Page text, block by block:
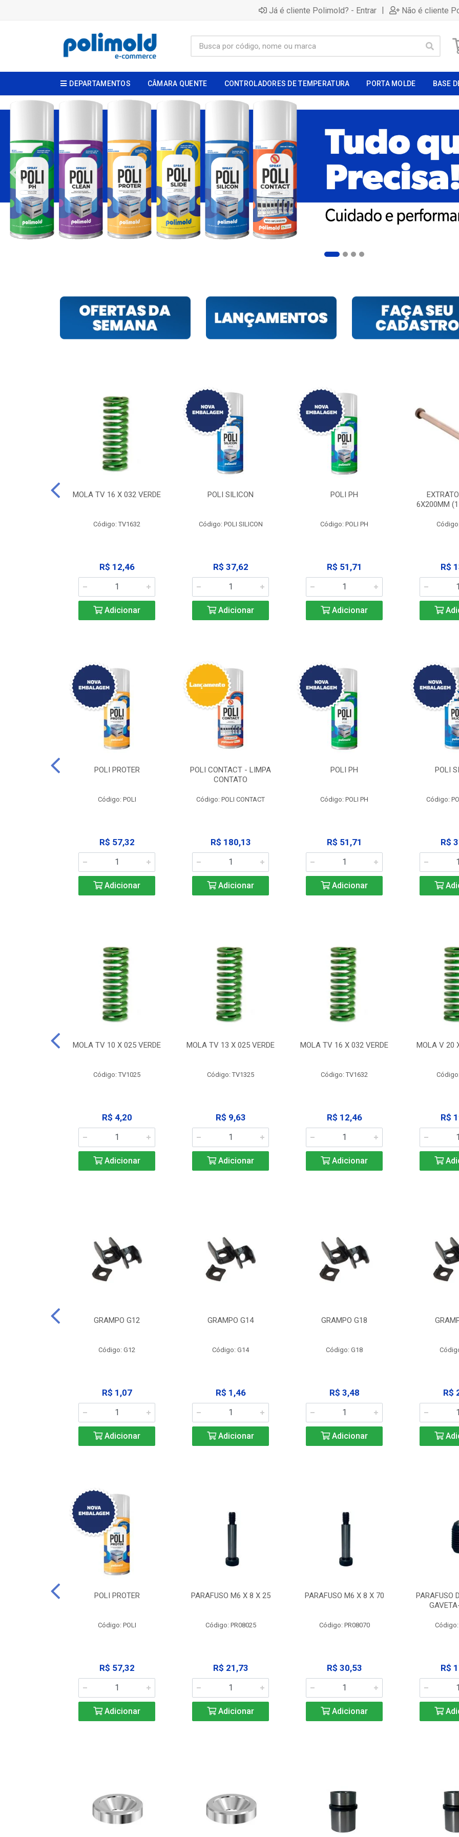
Já é cliente Polimold? - Entrar | Não é cliente
DEPARTAMENTOS CÂMARA QUENTE CONTROLADORES DE TEMPERATURA PORTA MOLDE BASE
MOLA TV 16 X 032 VERDE
Código: TV1632
R$ 12,46
Adicionar
POLI SILICON
Código: POLI SILICON
R$ 37,62
Adicionar
POLI PH
Código: POLI PH
R$ 51,71
Adicionar
6X200MM
R$
POLI PROTER
Código: POLI
R$ 57,32
Adicionar
POLI CONTACT - LIMPA
CONTATO
Código: POLI CONTACT
R$ 180,13
Adicionar
POLI PH
Código: POLI PH
R$ 51,71
Adicionar
POLI
Código:
R$
MOLA TV 10 X 025 VERDE
Código: TV1025
R$ 4,20
Adicionar
MOLA TV 13 X 025 VERDE
Código: TV1325
R$ 9,63
Adicionar
MOLA TV 16 X 032 VERDE
Código: TV1632
R$ 12,46
Adicionar
MOLA V 20
R$
GRAMPO G12
Código: G12
R$ 1,07
Adicionar
GRAMPO G14
Código: G14
R$ 1,46
Adicionar
GRAMPO G18
Código: G18
R$ 3,48
Adicionar
R$
POLI PROTER
Código: POLI
R$ 57,32
Adicionar
PARAFUSO M6 X 8 X 25
Código: PR08025
R$ 21,73
Adicionar
PARAFUSO M6 X 8 X 70
Código: PR08070
R$ 30,53
Adicionar
PARAFUSO
Código:
R$